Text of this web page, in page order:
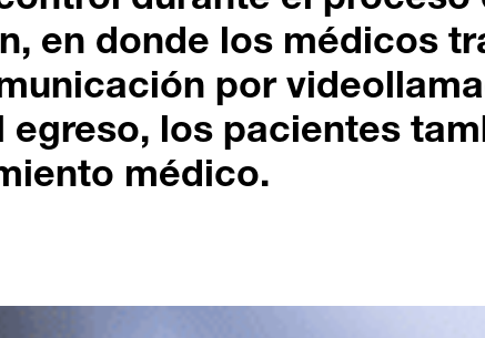
en donde los médicos
por
egreso, los pacientes
médico.